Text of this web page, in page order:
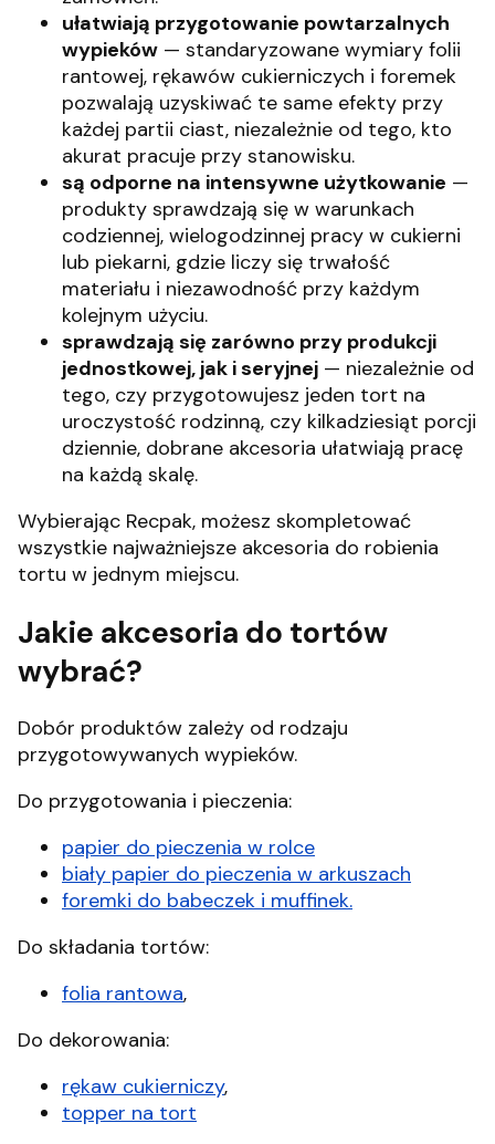
ułatwiają przygotowanie powtarzalnych
wypieków — standaryzowane wymiary folii
rantowej, rękawów cukierniczych i foremek
pozwalają uzyskiwać te same efekty przy
każdej partii ciast, niezależnie od tego, kto
akurat pracuje przy stanowisku.
są odporne na intensywne użytkowanie —
produkty sprawdzają się w warunkach
codziennej, wielogodzinnej pracy w cukierni
lub piekarni, gdzie liczy się trwałość
materiału i niezawodność przy każdym
kolejnym użyciu.
sprawdzają się zarówno przy produkcji
jednostkowej, jak i seryjnej — niezależnie od
tego, czy przygotowujesz jeden tort na
uroczystość rodzinną, czy kilkadziesiąt porcji
dziennie, dobrane akcesoria ułatwiają pracę
na każdą skalę.
Wybierając Recpak, możesz skompletować
wszystkie najważniejsze akcesoria do robienia
tortu w jednym miejscu.
Jakie akcesoria do tortów
wybrać?
Dobór produktów zależy od rodzaju
przygotowywanych wypieków.
Do przygotowania i pieczenia:
papier do pieczenia w rolce
biały papier do pieczenia w arkuszach
foremki do babeczek i muffinek.
Do składania tortów:
folia rantowa,
Do dekorowania:
rękaw cukierniczy,
topper na tort